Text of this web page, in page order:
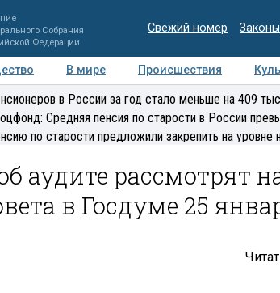
Собрания
Федерации
Свежий номер Законы
В мире Происшествия
Регионы Медиацентр Интервью
в России за год стало меньше на 409
Средняя пенсия по старости в России
по старости предложили закрепить на уровне
аудите рассмотрят
в Госдуме 25